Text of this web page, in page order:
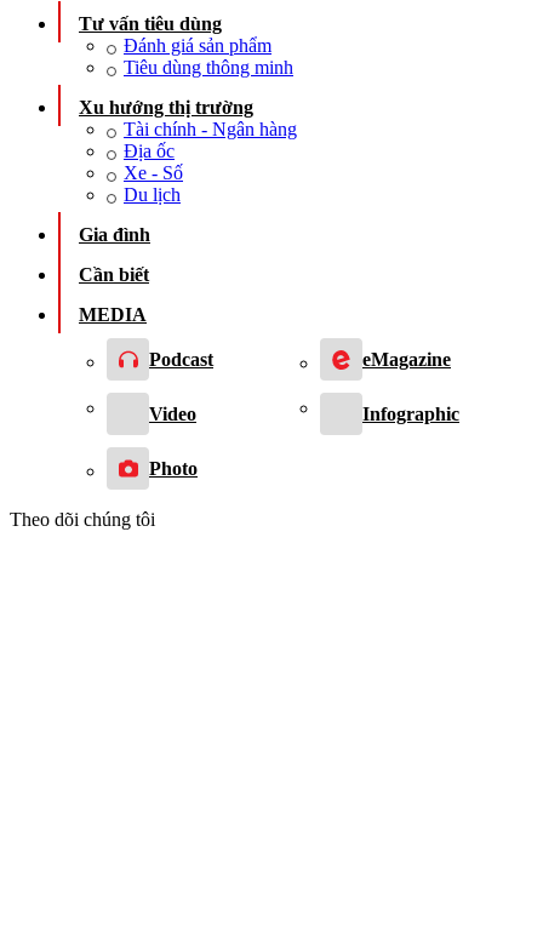
Tư vấn tiêu dùng
Đánh giá sản phẩm
Tiêu dùng thông minh
Xu hướng thị trường
Tài chính - Ngân hàng
Địa ốc
Xe - Số
Du lịch
Gia đình
Cần biết
MEDIA
Podcast eMagazine
Video Infographic
Photo
Theo dõi chúng tôi